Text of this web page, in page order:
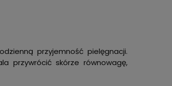
przyjemność pielęgnacji.
przywrócić skórze równowagę,